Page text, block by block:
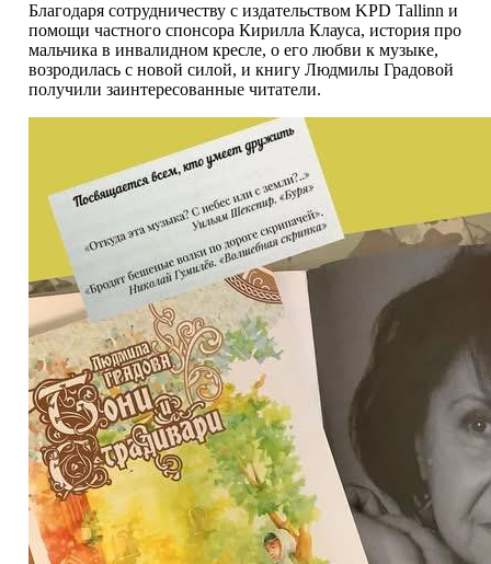
Благодаря сотрудничеству с издательством KPD Tallinn и
помощи частного спонсора Кирилла Клауса, история про
мальчика в инвалидном кресле, о его любви к музыке,
возродилась с новой силой, и книгу Людмилы Градовой
получили заинтересованные читатели.